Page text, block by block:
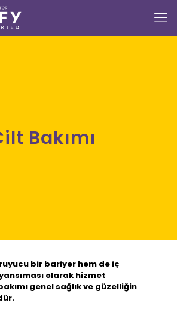
Cilt Bakımı
bir bariyer hem de iç
yansıması olarak hizmet
genel sağlık ve güzelliğin